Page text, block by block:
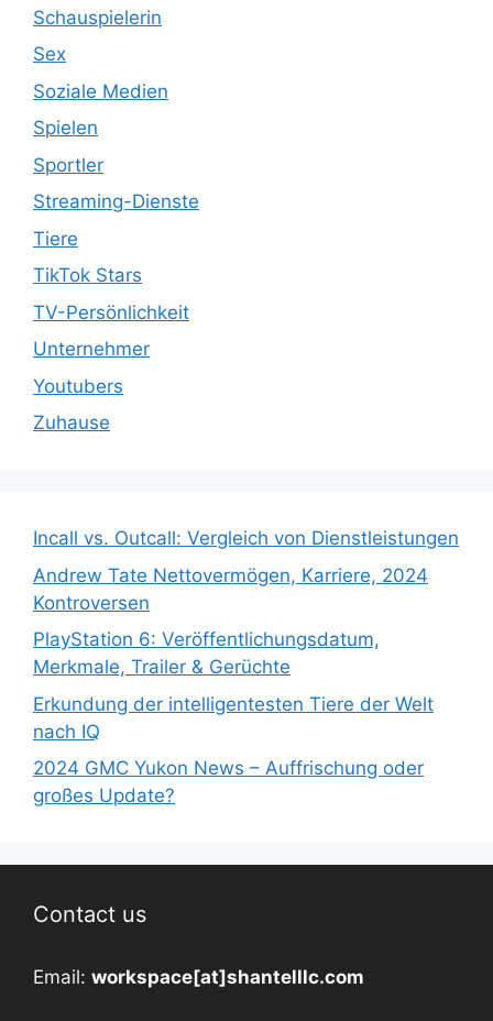
Schauspielerin
Sex
Soziale Medien
Spielen
Sportler
Streaming-Dienste
Tiere
TikTok Stars
TV-Persönlichkeit
Unternehmer
Youtubers
Zuhause
Incall vs. Outcall: Vergleich von Dienstleistungen
Andrew Tate Nettovermögen, Karriere, 2024
Kontroversen
PlayStation 6: Veröffentlichungsdatum,
Merkmale, Trailer & Gerüchte
Erkundung der intelligentesten Tiere der Welt
nach IQ
2024 GMC Yukon News – Auffrischung oder
großes Update?
Contact us
Email: workspace[at]shantelllc.com